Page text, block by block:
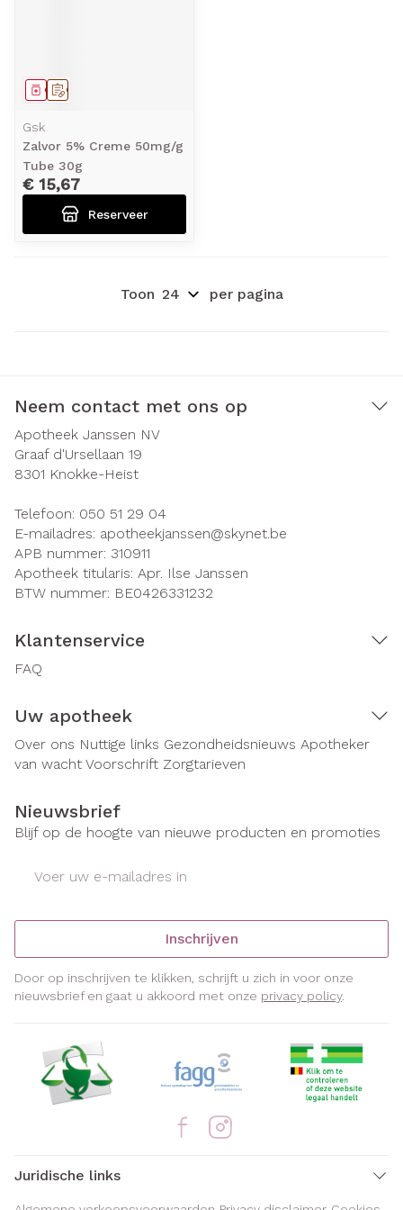
Op voorschrift
Geneesmiddel
Gsk
Zalvor 5% Creme 50mg/g
Tube 30g
€ 15,67
Reserveer
Toon per pagina
Neem contact met ons op
Apotheek Janssen NV
Graaf d'Ursellaan 19
8301 Knokke-Heist
Telefoon: 050 51 29 04
E-mailadres: apotheekjanssen@skynet.be
APB nummer: 310911
Apotheek titularis: Apr. Ilse Janssen
BTW nummer: BE0426331232
Klantenservice
FAQ
Uw apotheek
Over ons Nuttige links Gezondheidsnieuws Apotheker
van wacht Voorschrift Zorgtarieven
Nieuwsbrief
Blijf op de hoogte van nieuwe producten en promoties
Inschrijven
Door op inschrijven te klikken, schrijft u zich in voor onze
nieuwsbrief en gaat u akkoord met onze privacy policy.
Juridische links